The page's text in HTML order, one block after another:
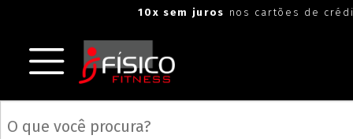
10x sem juros nos cartões de